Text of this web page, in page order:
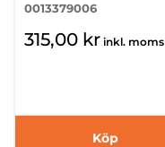
0013379006
315,00 kr inkl. moms
Köp